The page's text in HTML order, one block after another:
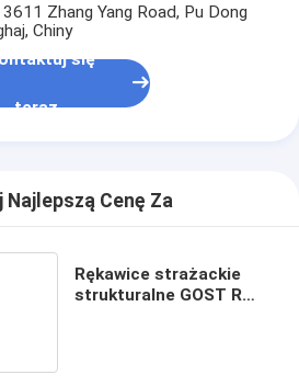
Zhang Yang Road, Pu Dong
Chiny
się
teraz
Najlepszą Cenę Za
Rękawice strażackie
strukturalne GOST R